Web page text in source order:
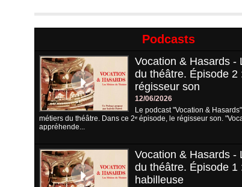
Podcasts
Vocation & Hasards -
du théâtre. Épisode 2
régisseur son
12/06/2026
Le podcast "Vocation &
métiers du théâtre. Dans ce 2ᵉ épisode, le régisseur son.
appréhende...
Vocation & Hasards -
du théâtre. Épisode 1
habilleuse